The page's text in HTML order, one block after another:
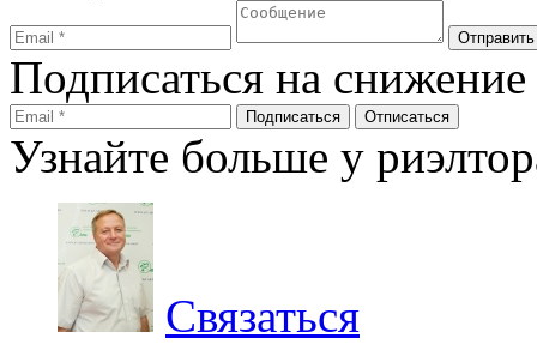
Подписаться на
Узнайте больше у
Связаться